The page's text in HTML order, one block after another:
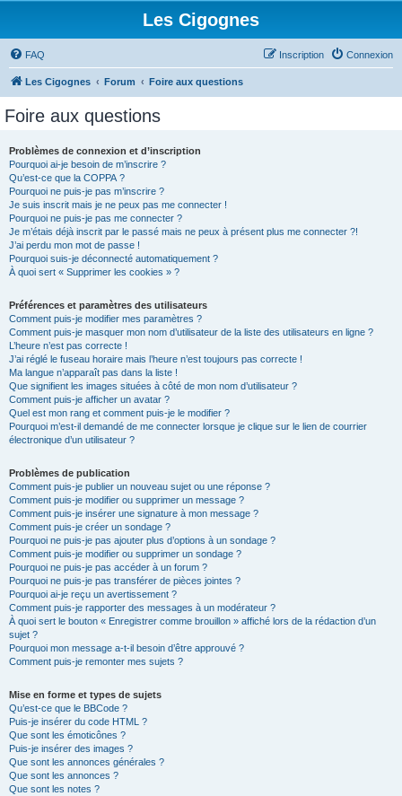
Les Cigognes
FAQ Connexion
Inscription
Les Cigognes Forum Foire aux questions
Foire aux questions
Problèmes de connexion et d’inscription
Pourquoi ai-je besoin de m’inscrire ?
Qu’est-ce que la COPPA ?
Pourquoi ne puis-je pas m’inscrire ?
Je suis inscrit mais je ne peux pas me connecter !
Pourquoi ne puis-je pas me connecter ?
Je m’étais déjà inscrit par le passé mais ne peux à présent plus me connecter ?!
J’ai perdu mon mot de passe !
Pourquoi suis-je déconnecté automatiquement ?
À quoi sert « Supprimer les cookies » ?
Préférences et paramètres des utilisateurs
Comment puis-je modifier mes paramètres ?
Comment puis-je masquer mon nom d’utilisateur de la liste des utilisateurs en ligne ?
L’heure n’est pas correcte !
J’ai réglé le fuseau horaire mais l’heure n’est toujours pas correcte !
Ma langue n’apparaît pas dans la liste !
Que signifient les images situées à côté de mon nom d’utilisateur ?
Comment puis-je afficher un avatar ?
Quel est mon rang et comment puis-je le modifier ?
Pourquoi m’est-il demandé de me connecter lorsque je clique sur le lien de courrier
électronique d’un utilisateur ?
Problèmes de publication
Comment puis-je publier un nouveau sujet ou une réponse ?
Comment puis-je modifier ou supprimer un message ?
Comment puis-je insérer une signature à mon message ?
Comment puis-je créer un sondage ?
Pourquoi ne puis-je pas ajouter plus d’options à un sondage ?
Comment puis-je modifier ou supprimer un sondage ?
Pourquoi ne puis-je pas accéder à un forum ?
Pourquoi ne puis-je pas transférer de pièces jointes ?
Pourquoi ai-je reçu un avertissement ?
Comment puis-je rapporter des messages à un modérateur ?
À quoi sert le bouton « Enregistrer comme brouillon » affiché lors de la rédaction d’un
sujet ?
Pourquoi mon message a-t-il besoin d’être approuvé ?
Comment puis-je remonter mes sujets ?
Mise en forme et types de sujets
Qu’est-ce que le BBCode ?
Puis-je insérer du code HTML ?
Que sont les émoticônes ?
Puis-je insérer des images ?
Que sont les annonces générales ?
Que sont les annonces ?
Que sont les notes ?